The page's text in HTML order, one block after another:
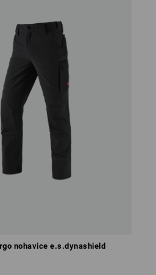
nohavice e.s.dynashield